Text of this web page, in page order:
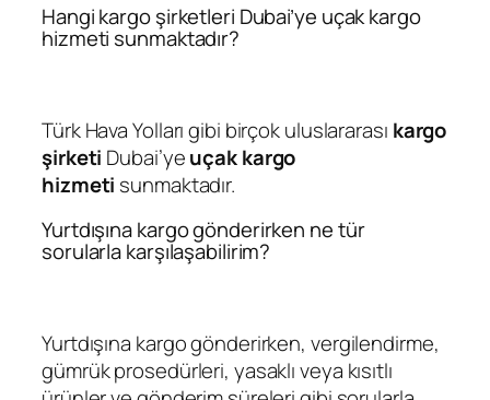
Hangi kargo şirketleri Dubai’ye uçak kargo
hizmeti sunmaktadır?
Türk Hava Yolları gibi birçok uluslararası kargo
şirketi Dubai’yeuçak kargo
hizmeti sunmaktadır.
Yurtdışına kargo gönderirken ne tür
sorularla karşılaşabilirim?
Yurtdışına kargo gönderirken, vergilendirme,
gümrük prosedürleri, yasaklı veya kısıtlı